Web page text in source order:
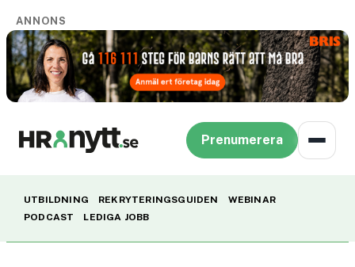
ANNONS
Prenumerera
UTBILDNING REKRYTERINGSGUIDEN
WEBINAR
PODCAST
LEDIGA JOBB